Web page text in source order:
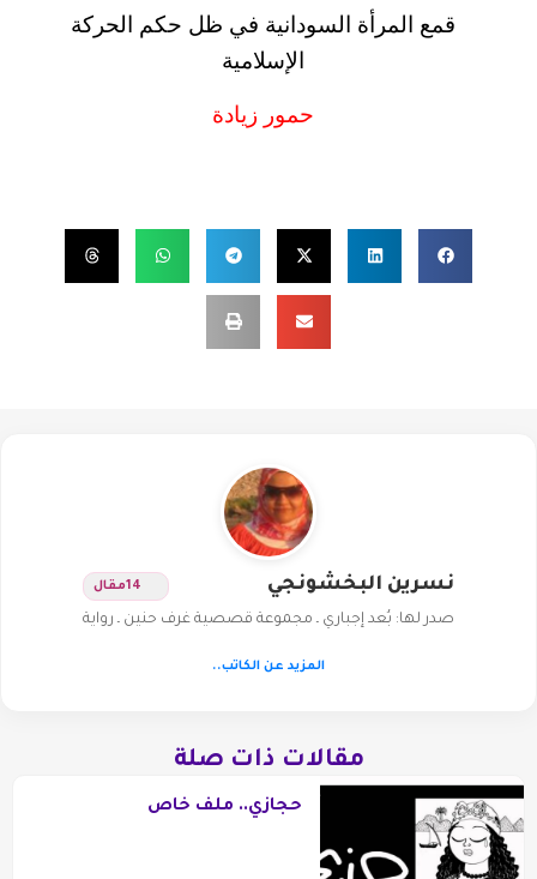
قمع المرأة السودانية في ظل حكم الحركة
الإسلامية
حمور زيادة
نسرين البخشونجي 14مقال
صدر لها: بُعد إجباري ـ مجموعة قصصية غرف حنين ـ رواية
المزيد عن الكاتب..
مقالات ذات صلة
حجازي.. ملف خاص